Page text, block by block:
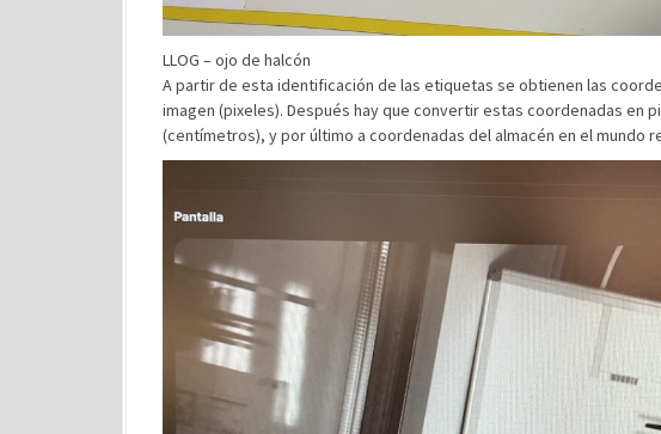
LLOG – ojo de halcón
A partir de esta identificación de las etiquetas se obtienen las
imagen (pixeles). Después hay que convertir estas coordenadas en
(centímetros), y por último a coordenadas del almacén en el mundo